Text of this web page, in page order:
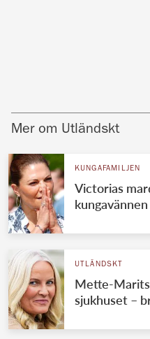
Mer om Utländskt
KUNGAFAMILJEN
Victorias
UTLÄNDSKT
Mette-
sjukhuset –